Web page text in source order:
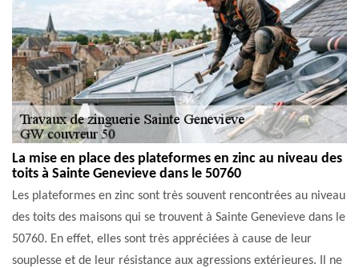
La mise en place des plateformes en zinc au niveau des
toits à Sainte Genevieve dans le 50760
Les plateformes en zinc sont très souvent rencontrées au niveau
des toits des maisons qui se trouvent à Sainte Genevieve dans le
50760. En effet, elles sont très appréciées à cause de leur
souplesse et de leur résistance aux agressions extérieures. Il ne